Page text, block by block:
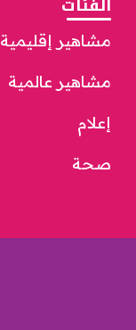
مشاهير إقليمية
مشاهير عالمية
إعلام
صحة